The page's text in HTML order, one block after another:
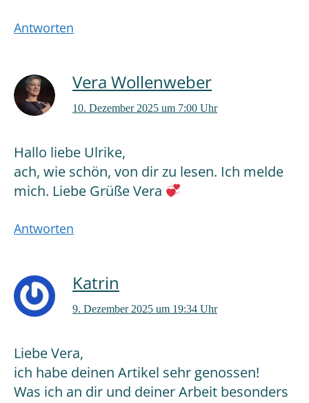
Antworten
Vera Wollenweber
10. Dezember 2025 um 7:00 Uhr
Hallo liebe Ulrike,
ach, wie schön, von dir zu lesen. Ich melde
mich. Liebe Grüße Vera
Antworten
Katrin
9. Dezember 2025 um 19:34 Uhr
Liebe Vera,
ich habe deinen Artikel sehr genossen!
Was ich an dir und deiner Arbeit besonders